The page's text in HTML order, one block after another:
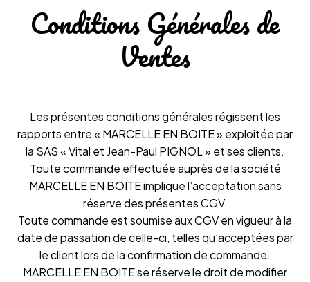
Conditions Générales de
Ventes
Les présentes conditions générales régissent les
rapports entre « MARCELLE EN BOITE » exploitée par
la SAS « Vital et Jean-Paul PIGNOL » et ses clients.
Toute commande effectuée auprès de la société
MARCELLE EN BOITE implique l’acceptation sans
réserve des présentes CGV.
Toute commande est soumise aux CGV en vigueur à la
date de passation de celle-ci, telles qu’acceptées par
le client lors de la confirmation de commande.
MARCELLE EN BOITE se réserve le droit de modifier